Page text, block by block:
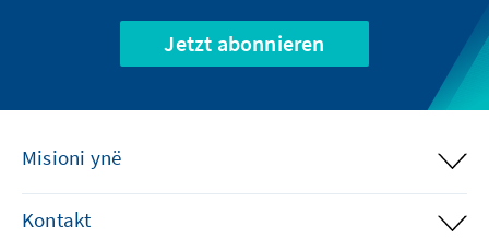
Jetzt abonnieren
Misioni ynë
Kontakt